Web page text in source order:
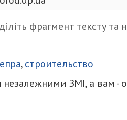
фрагмент тексту та
,строительство
ЗМІ, а вам -